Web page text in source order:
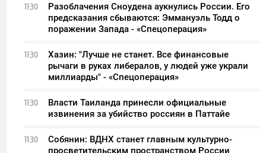
11:30
Разоблачения Сноудена аукнулись России. Его
предсказания сбываются: Эммануэль Тодд о
поражении Запада - «Спецоперация»
11:30
Хазин: "Лучше не станет. Все финансовые
рычаги в руках либералов, у людей уже украли
миллиарды" - «Спецоперация»
11:30
Власти Таиланда принесли официальные
извинения за убийство россиян в Паттайе
11:30
Собянин: ВДНХ станет главным культурно-
просветительским пространством России